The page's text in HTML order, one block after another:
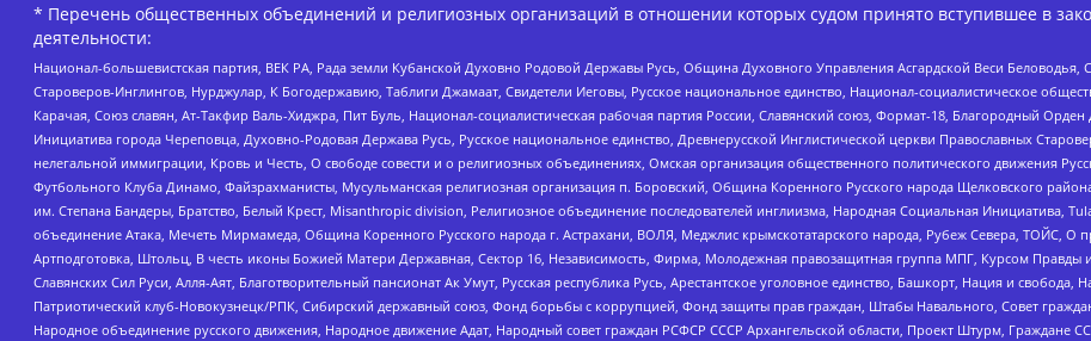
* Перечень общественных объединений и религиозных организаций в отношении которых судом принято вступившее в
деятельности:
Национал-большевистская партия, ВЕК РА, Рада земли Кубанской Духовно Родовой Державы Русь, Община Духовного Управления Асгардской Веси
Староверов-Инглингов, Нурджулар, К Богодержавию, Таблиги Джамаат, Свидетели Иеговы, Русское национальное единство, Национал-социалистическое
Карачая, Союз славян, Ат-Такфир Валь-Хиджра, Пит Буль, Национал-социалистическая рабочая партия России, Славянский союз, Формат-18, Благородный
Инициатива города Череповца, Духовно-Родовая Держава Русь, Русское национальное единство, Древнерусской Инглистической церкви Православных
нелегальной иммиграции, Кровь и Честь, О свободе совести и о религиозных объединениях, Омская организация общественного политического движения
Футбольного Клуба Динамо, Файзрахманисты, Мусульманская религиозная организация п. Боровский, Община Коренного Русского народа Щелковского
им. Степана Бандеры, Братство, Белый Крест, Misanthropic division, Религиозное объединение последователей инглиизма, Народная Социальная Инициатива,
объединение Атака, Мечеть Мирмамеда, Община Коренного Русского народа г. Астрахани, ВОЛЯ, Меджлис крымскотатарского народа, Рубеж Севера, ТОЙС, О
Артподготовка, Штольц, В честь иконы Божией Матери Державная, Сектор 16, Независимость, Фирма, Молодежная правозащитная группа МПГ, Курсом Правды
Славянских Сил Руси, Алля-Аят, Благотворительный пансионат Ак Умут, Русская республика Русь, Арестантское уголовное единство, Башкорт, Нация и
Патриотический клуб-Новокузнецк/РПК, Сибирский державный союз, Фонд борьбы с коррупцией, Фонд защиты прав граждан, Штабы Навального, Совет
Народное объединение русского движения, Народное движение Адат, Народный совет граждан РСФСР СССР Архангельской области, Проект Штурм, Граждане